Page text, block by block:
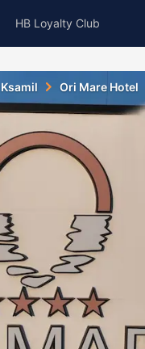
HB Loyalty Club
Ksamil Ori Mare Hotel